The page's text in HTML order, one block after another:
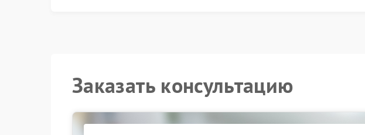
Заказать консультацию